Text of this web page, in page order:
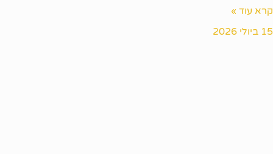
קרא עוד »
15 ביולי 2026